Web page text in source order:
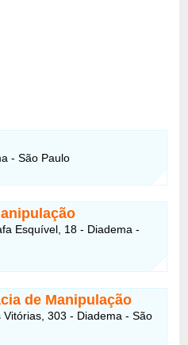
- São Paulo
Esquível, 18 - Diadema -
de Manipulação
303 - Diadema - São